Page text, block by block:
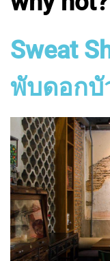
Sweat
พับดอกบั